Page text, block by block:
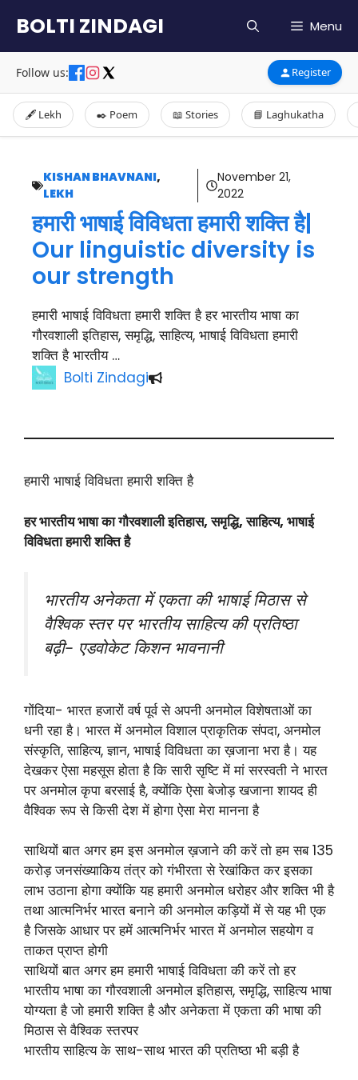
content
BOLTI ZINDAGI Menu
Follow us: Register
🖋️ Lekh ✒️ Poem 📖 Stories 📘 Laghukatha
KISHAN BHAVNANI,
LEKH
November 21,
2022
हमारी भाषाई विविधता हमारी शक्ति है|
Our linguistic diversity is
our strength
हमारी भाषाई विविधता हमारी शक्ति है हर भारतीय भाषा का
गौरवशाली इतिहास, समृद्धि, साहित्य, भाषाई विविधता हमारी
शक्ति है भारतीय …
Bolti Zindagi
हमारी भाषाई विविधता हमारी शक्ति है
हर भारतीय भाषा का गौरवशाली इतिहास, समृद्धि, साहित्य, भाषाई
विविधता हमारी शक्ति है
भारतीय अनेकता में एकता की भाषाई मिठास से
वैश्विक स्तर पर भारतीय साहित्य की प्रतिष्ठा
बढ़ी- एडवोकेट किशन भावनानी
गोंदिया- भारत हजारों वर्ष पूर्व से अपनी अनमोल विशेषताओं का
धनी रहा है। भारत में अनमोल विशाल प्राकृतिक संपदा, अनमोल
संस्कृति, साहित्य, ज्ञान, भाषाई विविधता का ख़जाना भरा है। यह
देखकर ऐसा महसूस होता है कि सारी सृष्टि में मां सरस्वती ने भारत
पर अनमोल कृपा बरसाई है, क्योंकि ऐसा बेजोड़ खजाना शायद ही
वैश्विक रूप से किसी देश में होगा ऐसा मेरा मानना है
साथियों बात अगर हम इस अनमोल ख़जाने की करें तो हम सब 135
करोड़ जनसंख्याकिय तंत्र को गंभीरता से रेखांकित कर इसका
लाभ उठाना होगा क्योंकि यह हमारी अनमोल धरोहर और शक्ति भी है
तथा आत्मनिर्भर भारत बनाने की अनमोल कड़ियों में से यह भी एक
है जिसके आधार पर हमें आत्मनिर्भर भारत में अनमोल सहयोग व
ताकत प्राप्त होगी
साथियों बात अगर हम हमारी भाषाई विविधता की करें तो हर
भारतीय भाषा का गौरवशाली अनमोल इतिहास, समृद्धि, साहित्य भाषा
योग्यता है जो हमारी शक्ति है और अनेकता में एकता की भाषा की
मिठास से वैश्विक स्तरपर
भारतीय साहित्य के साथ-साथ भारत की प्रतिष्ठा भी बड़ी है